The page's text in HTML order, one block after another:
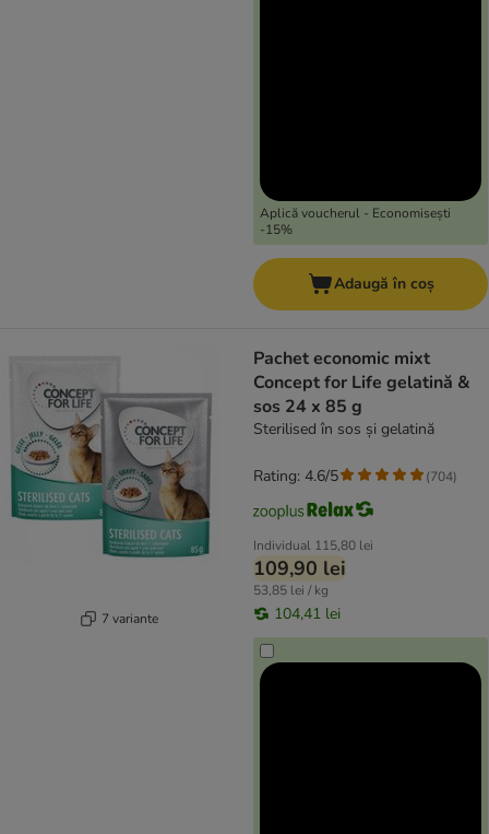
Aplică voucherul - Economisești
-15%
Adaugă în coș
7 variante
Pachet economic mixt
Concept for Life gelatină &
sos 24 x 85 g
Sterilised în sos și gelatină
Individual 115,80 lei
109,90 lei
53,85 lei / kg
104,41 lei
Rating: 4.6/5 (704)